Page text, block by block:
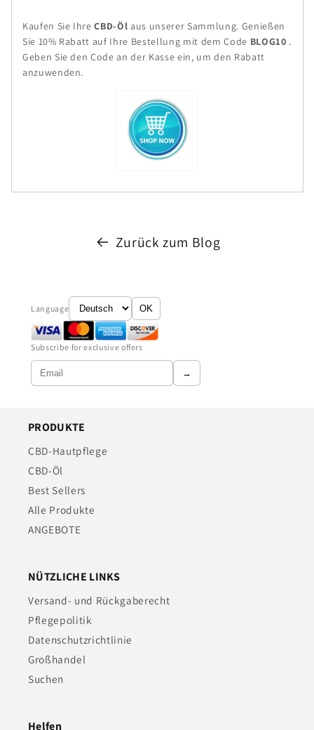
Kaufen Sie Ihre CBD-Öl aus unserer Sammlung. Genießen
Sie 10% Rabatt auf Ihre Bestellung mit dem Code BLOG10 .
Geben Sie den Code an der Kasse ein, um den Rabatt
anzuwenden.
Zurück zum Blog
Language OK
Subscribe for exclusive offers
→
PRODUKTE
CBD-Hautpflege
CBD-Öl
Best Sellers
Alle Produkte
ANGEBOTE
NÜTZLICHE LINKS
Versand- und Rückgaberecht
Pflegepolitik
Datenschutzrichtlinie
Großhandel
Suchen
Helfen